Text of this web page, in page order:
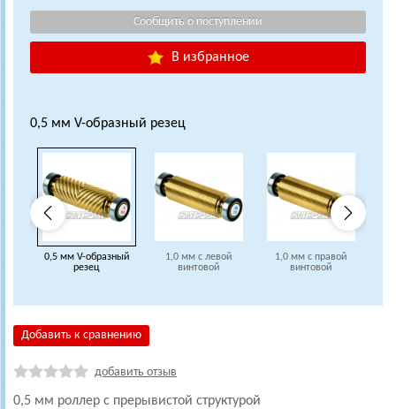
В избранное
0,5 мм V-образный резец
0,5 мм V-образный
резец
1,0 мм с левой
винтовой
1,0 мм с правой
винтовой
Добавить к сравнению
добавить отзыв
0,5 мм роллер с прерывистой структурой